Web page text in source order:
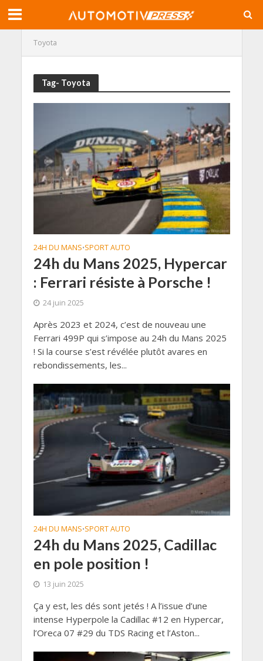
Toyota
Tag- Toyota
24H DU MANS•SPORT AUTO
24h du Mans 2025, Hypercar
: Ferrari résiste à Porsche !
24 juin 2025
Après 2023 et 2024, c’est de nouveau une
Ferrari 499P qui s’impose au 24h du Mans 2025
! Si la course s’est révélée plutôt avares en
rebondissements, les...
24H DU MANS•SPORT AUTO
24h du Mans 2025, Cadillac
en pole position !
13 juin 2025
Ça y est, les dés sont jetés ! A l’issue d’une
intense Hyperpole la Cadillac #12 en Hypercar,
l’Oreca 07 #29 du TDS Racing et l’Aston...